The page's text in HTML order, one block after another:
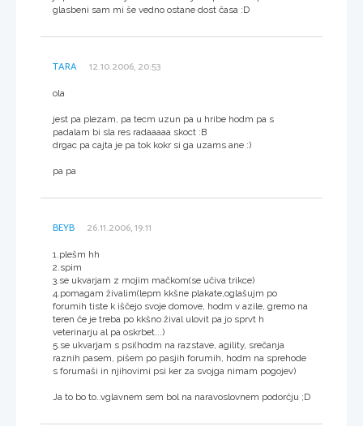
glasbeni sam mi še vedno ostane dost časa :D
TARA 12.10.2006, 20:53
ola
jest pa plezam, pa tecm uzun pa u hribe hodm pa s
padalam bi sla res radaaaaa skoct :B
drgac pa cajta je pa tok kokr si ga uzams ane :)
pa pa
BEYB 26.11.2006, 19:11
1.plešm hh
2.spim
3.se ukvarjam z mojim mačkom(se učiva trikce)
4.pomagam živalim(lepm kkšne plakate,oglašujm po
forumih tiste k iščejo svoje domove, hodm v azile, gremo na
teren če je treba po kkšno žival ulovit pa jo sprvt h
veterinarju al pa oskrbet...)
5.se ukvarjam s psi(hodm na razstave, agility, srečanja
raznih pasem, pišem po pasjih forumih, hodm na sprehode
s forumaši in njihovimi psi ker za svojga nimam pogojev)
Ja to bo to..vglavnem sem bol na naravoslovnem podorčju ;D